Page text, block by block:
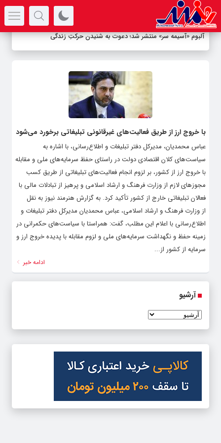
آلبوم «آسیمه سر» منتشر شد؛ دعوت به شنیدن حرکتِ زندگی
با خروج ارز از طریق فعالیت‌های غیرقانونی تبلیغاتی برخورد می‌شود
عباس محمدیان، مدیرکل دفتر تبلیغات و اطلاع‌رسانی، با اشاره به
سیاست‌های کلان اقتصادی دولت در راستای حفظ سرمایه‌های ملی و مقابله
با خروج ارز از کشور، بر لزوم انجام فعالیت‌های تبلیغاتی از طریق کسب
مجوزهای لازم از وزارت فرهنگ و ارشاد اسلامی و پرهیز از تبادلات مالی با
فعالان تبلیغاتی خارج از کشور تأکید کرد. به گزارش هنرمند نیوز به نقل
از وزارت فرهنگ و ارشاد اسلامی، عباس محمدیان مدیرکل دفتر تبلیغات و
اطلاع‌رسانی با اعلام این مطلب، گفت: همراستا با سیاست‌های حکمرانی در
زمینه حفظ و نگهداشت سرمایه‌های ملی و لزوم مقابله با پدیده خروج ارز و
سرمایه از کشور از...
ادامه خبر
آرشیو